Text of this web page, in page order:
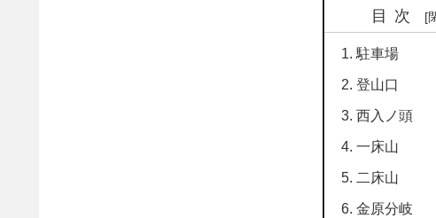
目次
駐車場
登山口
西入ノ頭
一床山
二床山
金原分岐